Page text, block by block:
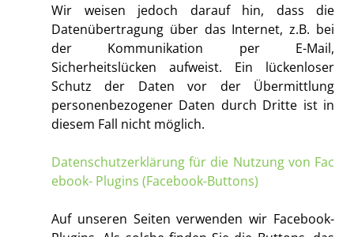
Wir weisen jedoch darauf hin, dass die
Datenübertragung über das Internet, z.B. bei
der Kommunikation per E-Mail,
Sicherheitslücken aufweist. Ein lückenloser
Schutz der Daten vor der Übermittlung
personenbezogener Daten durch Dritte ist in
diesem Fall nicht möglich.
Datenschutzerklärung für die Nutzung von Fac
ebook- Plugins (Facebook-Buttons)
Auf unseren Seiten verwenden wir Facebook-